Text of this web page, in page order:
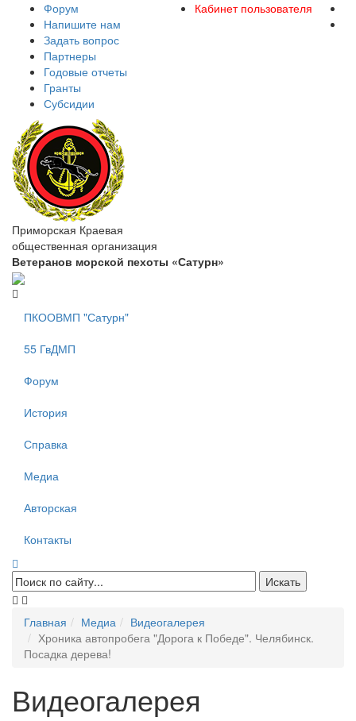
Форум
Напишите нам
Задать вопрос
Партнеры
Годовые отчеты
Гранты
Субсидии
Кабинет пользователя
Приморская Краевая
общественная организация
Ветеранов морской пехоты «Сатурн»
ПКООВМП "Сатурн"
55 ГвДМП
Форум
История
Справка
Медиа
Авторская
Контакты
Главная Медиа
Видеогалерея
Хроника автопробега "Дорога к Победе". Челябинск.
Посадка дерева!
Видеогалерея